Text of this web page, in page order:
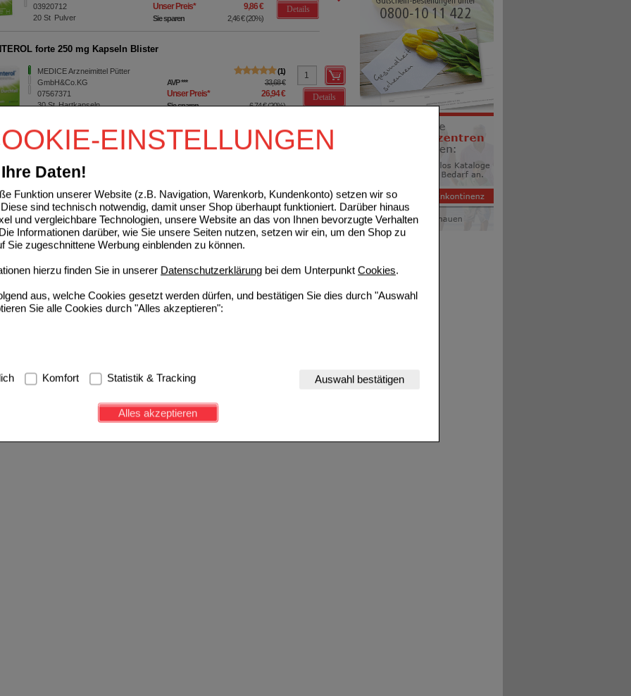
EINSTELLUNGEN
Daten!
Funktion unserer Website (z.B. Navigation, Warenkorb, Kundenkonto) setzen wir so
sind technisch notwendig, damit unser Shop überhaupt funktioniert. Darüber hinaus
und vergleichbare Technologien, unsere Website an das von Ihnen bevorzugte Verhalten
Informationen darüber, wie Sie unsere Seiten nutzen, setzen wir ein, um den Shop zu
Sie zugeschnittene Werbung einblenden zu können.
hierzu finden Sie in unserer Datenschutzerklärung bei dem Unterpunkt Cookies.
aus, welche Cookies gesetzt werden dürfen, und bestätigen Sie dies durch "Auswahl
Sie alle Cookies durch "Alles akzeptieren":
Hierbei handelt es sich um Cookies, die für die Grundfunktionen unserer Website
Warenkorb, Kundenkonto), weshalb auf diese nicht verzichtet werden kann.
werden genutzt um das Einkaufserlebnis noch ansprechender zu gestalten,
des Besuchers oder unsere Seite an bevorzugte Verhaltensweisen (z.B.
Partnerprogramm zu betreiben.
wir unsere Website weiter für Sie optimieren können, den Inhalt auf unserer Website aber
möglichst relevant für Sie zu gestalten. Bitte beachten Sie, dass Daten hierfür
Google oder soziale Medien übertragen werden.
Komfort Statistik & Tracking Auswahl bestätigen
Alles akzeptieren
04508959
100St Hartkapseln
Unser Preis* 66,95 €
Sie sparen 30,56 €(31%)
Details
04796852
10St Hartkapseln
forte 250 mg Kapseln Blister
MEDICE Arzneimittel Pütter
GmbH&Co.KG
07567371
30St Hartkapseln
1
AVP*** 33,68 €
Unser Preis* 26,94 €
Sie sparen 6,74 €(20%)
Details
nach:
pro Seite